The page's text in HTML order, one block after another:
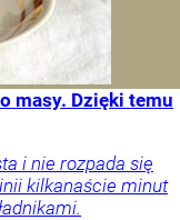
masy. Dzięki temu
i nie rozpada się
kilkanaście minut